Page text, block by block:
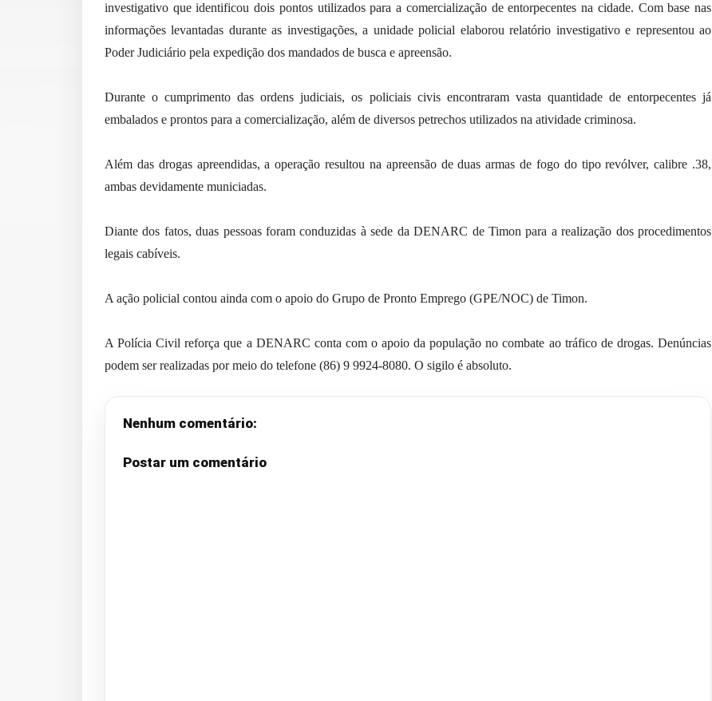
investigativo que identificou dois pontos utilizados para a comercialização de entorpecentes na cidade. Com base nas
informações levantadas durante as investigações, a unidade policial elaborou relatório investigativo e representou ao
Poder Judiciário pela expedição dos mandados de busca e apreensão.
Durante o cumprimento das ordens judiciais, os policiais civis encontraram vasta quantidade de entorpecentes já
embalados e prontos para a comercialização, além de diversos petrechos utilizados na atividade criminosa.
Além das drogas apreendidas, a operação resultou na apreensão de duas armas de fogo do tipo revólver, calibre .38,
ambas devidamente municiadas.
Diante dos fatos, duas pessoas foram conduzidas à sede da DENARC de Timon para a realização dos procedimentos
legais cabíveis.
A ação policial contou ainda com o apoio do Grupo de Pronto Emprego (GPE/NOC) de Timon.
A Polícia Civil reforça que a DENARC conta com o apoio da população no combate ao tráfico de drogas. Denúncias
podem ser realizadas por meio do telefone (86) 9 9924-8080. O sigilo é absoluto.
Nenhum comentário:
Postar um comentário